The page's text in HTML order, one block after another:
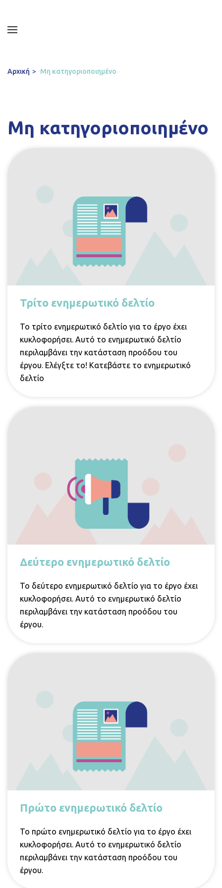
Αρχική Μη κατηγοριοποιημένο
Μη κατηγοριοποιημένο
Τρίτο ενημερωτικό δελτίο
Το τρίτο ενημερωτικό δελτίο για το έργο έχει
κυκλοφορήσει. Αυτό το ενημερωτικό δελτίο
περιλαμβάνει την κατάσταση προόδου του
έργου. Ελέγξτε το! Κατεβάστε το ενημερωτικό
δελτίο
Δεύτερο ενημερωτικό δελτίο
Το δεύτερο ενημερωτικό δελτίο για το έργο έχει
κυκλοφορήσει. Αυτό το ενημερωτικό δελτίο
περιλαμβάνει την κατάσταση προόδου του
έργου.
Πρώτο ενημερωτικό δελτίο
Το πρώτο ενημερωτικό δελτίο για το έργο έχει
κυκλοφορήσει. Αυτό το ενημερωτικό δελτίο
περιλαμβάνει την κατάσταση προόδου του
έργου.